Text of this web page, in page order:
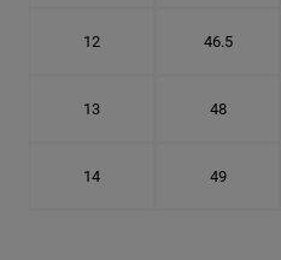
12 46.5
13 48
14 49